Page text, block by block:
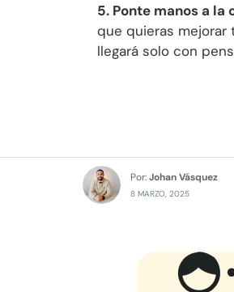
5. Ponte manos a la
que quieras
llegará solo con
Por:Johan Vásquez
8 MARZO, 2025